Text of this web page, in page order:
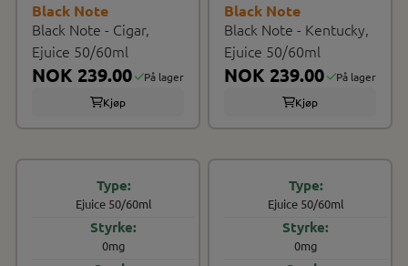
Black Note
Black Note - Cigar,
Ejuice 50/60ml
NOK 239.00
På lager
Kjøp
Black Note
Black Note - Kentucky,
Ejuice 50/60ml
NOK 239.00
På lager
Kjøp
Ejuice 50/60ml
0mg
Ejuice 50/60ml
0mg